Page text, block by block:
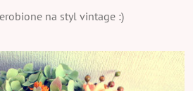
na styl vintage :)